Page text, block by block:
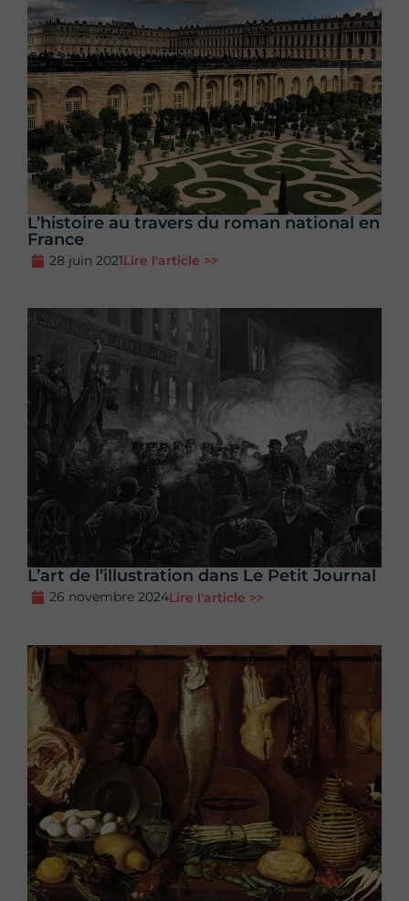
L’histoire au travers du roman national en
France
28 juin 2021Lire l'article >>
L’art de l’illustration dans Le Petit Journal
26 novembre 2024Lire l'article >>